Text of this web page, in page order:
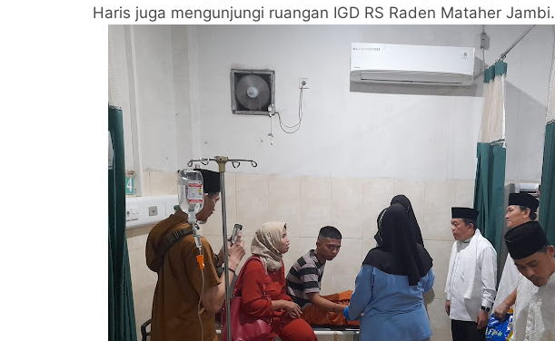
Haris juga mengunjungi ruangan IGD RS Raden Mataher Jambi.